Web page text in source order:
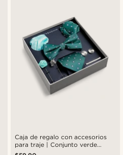
Caja de regalo con accesorios
para traje | Conjunto verde
menta con estampado de